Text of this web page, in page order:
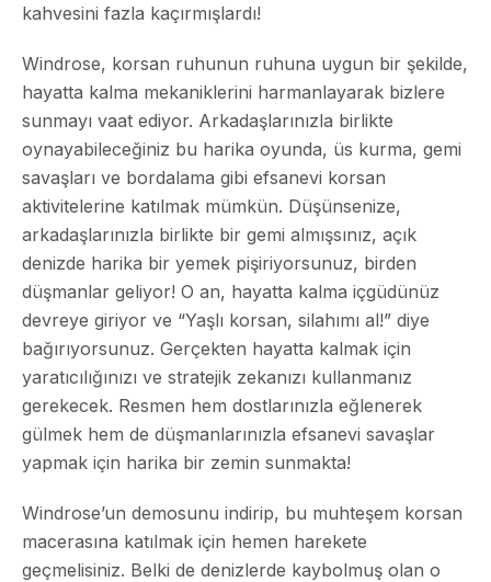
kahvesini fazla kaçırmışlardı!
Windrose, korsan ruhunun ruhuna uygun bir şekilde,
hayatta kalma mekaniklerini harmanlayarak bizlere
sunmayı vaat ediyor. Arkadaşlarınızla birlikte
oynayabileceğiniz bu harika oyunda, üs kurma, gemi
savaşları ve bordalama gibi efsanevi korsan
aktivitelerine katılmak mümkün. Düşünsenize,
arkadaşlarınızla birlikte bir gemi almışsınız, açık
denizde harika bir yemek pişiriyorsunuz, birden
düşmanlar geliyor! O an, hayatta kalma içgüdünüz
devreye giriyor ve “Yaşlı korsan, silahımı al!” diye
bağırıyorsunuz. Gerçekten hayatta kalmak için
yaratıcılığınızı ve stratejik zekanızı kullanmanız
gerekecek. Resmen hem dostlarınızla eğlenerek
gülmek hem de düşmanlarınızla efsanevi savaşlar
yapmak için harika bir zemin sunmakta!
Windrose’un demosunu indirip, bu muhteşem korsan
macerasına katılmak için hemen harekete
geçmelisiniz. Belki de denizlerde kaybolmuş olan o